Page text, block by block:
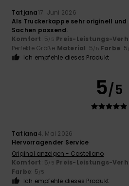
Tatjana17. Juni 2026
Als Truckerkappe sehr originell und
Sachen passend.
Komfort: 5/5 Preis-Leistungs-
Perfekte Größe Material: 5/5 Farbe: 5
Ich empfehle dieses Produkt
5/5
Tatiana4. Mai 2026
Hervorragender Service
Original anzeigen - Castellano
Komfort: 5/5 Preis-Leistungs-
Farbe: 5/5
Ich empfehle dieses Produkt